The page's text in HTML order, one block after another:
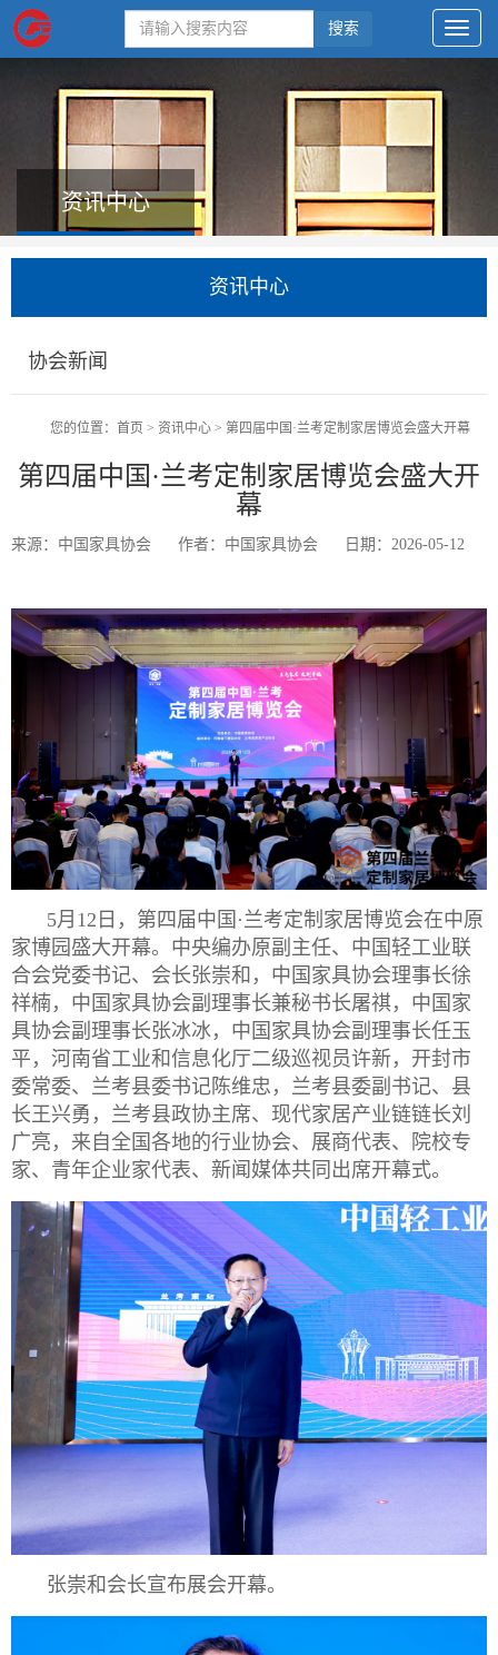
搜索
资讯中心
资讯中心
协会新闻
您的位置： 首页 > 资讯中心 > 第四届中国·兰考定制家居博览会盛大开幕
第四届中国·兰考定制家居博览会盛大开
幕
来源：中国家具协会 作者：中国家具协会 日期：2026-05-12
5月12日，第四届中国·兰考定制家居博览会在中原
家博园盛大开幕。中央编办原副主任、中国轻工业联
合会党委书记、会长张崇和，中国家具协会理事长徐
祥楠，中国家具协会副理事长兼秘书长屠祺，中国家
具协会副理事长张冰冰，中国家具协会副理事长任玉
平，河南省工业和信息化厅二级巡视员许新， 开封市
委常委、兰考县委书记陈维忠， 兰考县委副书记、县
长王兴勇， 兰考县政协主席、现代家居产业链链长刘
广亮 ， 来自全国各地的行业协会、展商代表、院校专
家、青年企业家代表、新闻媒体共同出席开幕式。
张崇和会长宣布展会开幕。